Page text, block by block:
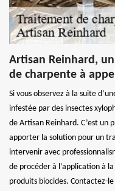
Artisan Reinhard,
de charpente à
Si vous observez à la suite
infestée par des insectes
de Artisan Reinhard. C’est un
apporter la solution pour un
intervenir avec
de procéder à l’application à
produits biocides. Contactez-